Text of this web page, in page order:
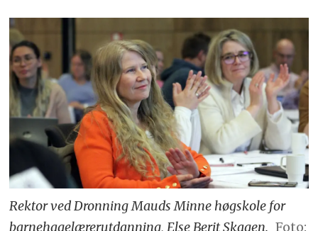
Rektor ved Dronning Mauds Minne høgskole for
barnehagelærerutdanning, Else Berit Skagen. Foto: